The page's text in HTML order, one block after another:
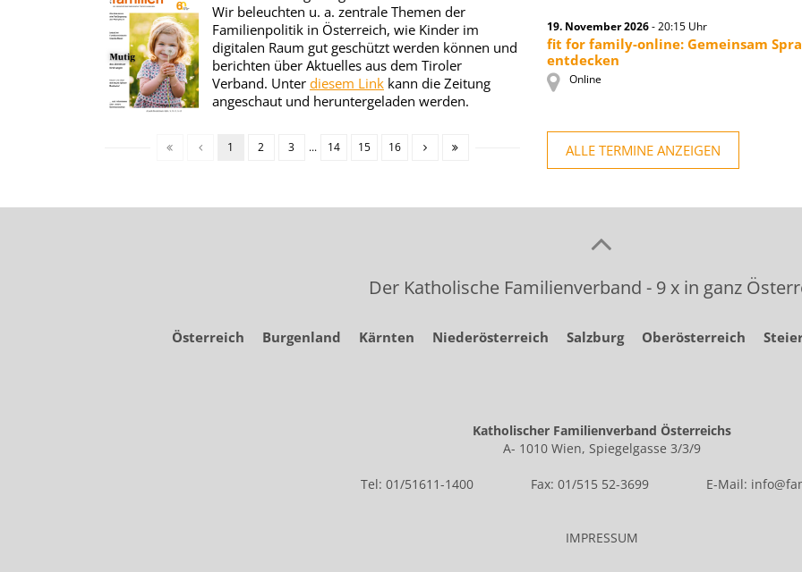
Wir beleuchten u. a. zentrale Themen der
Familienpolitik in Österreich, wie Kinder im
digitalen Raum gut geschützt werden können und
berichten über Aktuelles aus dem Tiroler
Verband. Unter diesem Link kann die Zeitung
angeschaut und heruntergeladen werden.
1 2 3 ... 14 15 16
19. November 2026- 20:15 Uhr
fit for family-online: Gemeinsam
entdecken
Online
ALLE TERMINE ANZEIGEN
Der Katholische Familienverband - 9 x in ganz
Österreich Burgenland Kärnten Niederösterreich Salzburg Oberösterreich
Katholischer Familienverband Österreichs
A- 1010 Wien, Spiegelgasse 3/3/9
Tel: 01/51611-1400 Fax: 01/515 52-3699 E-Mail:
IMPRESSUM